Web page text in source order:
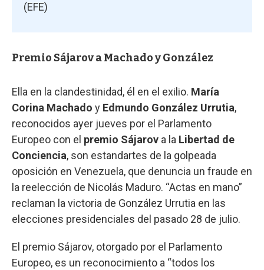
(EFE)
Premio Sájarov a Machado y González
Ella en la clandestinidad, él en el exilio. María
Corina Machado y Edmundo González Urrutia,
reconocidos ayer jueves por el Parlamento
Europeo con el premio Sájarov a la Libertad de
Conciencia, son estandartes de la golpeada
oposición en Venezuela, que denuncia un fraude en
la reelección de Nicolás Maduro. “Actas en mano”
reclaman la victoria de González Urrutia en las
elecciones presidenciales del pasado 28 de julio.
El premio Sájarov, otorgado por el Parlamento
Europeo, es un reconocimiento a “todos los